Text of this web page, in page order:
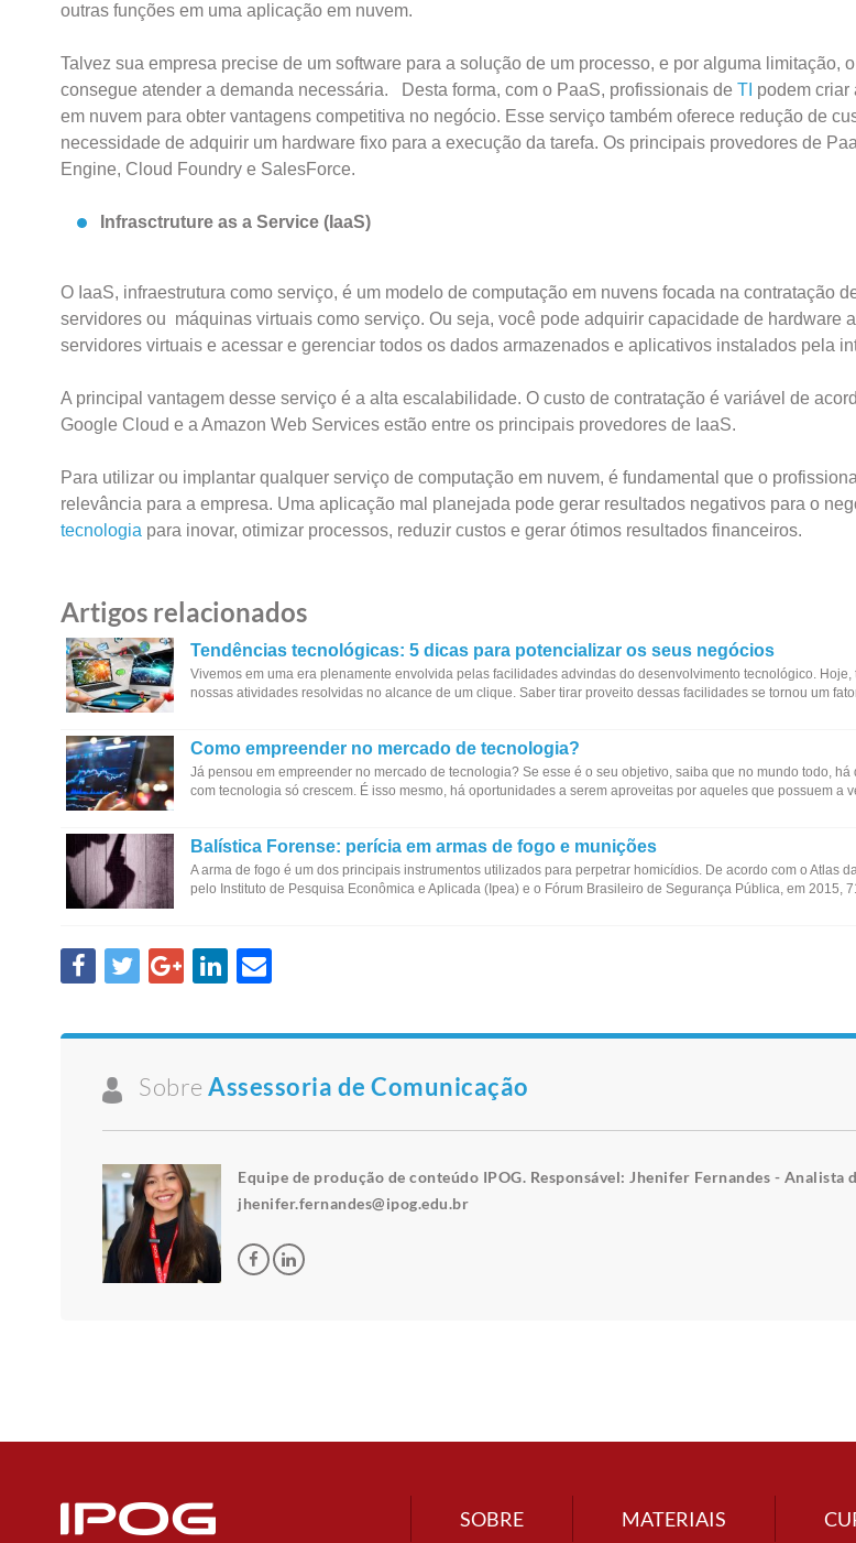
outras funções em uma aplicação em nuvem.
Talvez sua empresa precise de um software para a solução de um processo, e por alguma limitação,
consegue atender a demanda necessária. Desta forma, com o PaaS, profissionais de TI podem
em nuvem para obter vantagens competitiva no negócio. Esse serviço também oferece redução de
necessidade de adquirir um hardware fixo para a execução da tarefa. Os principais provedores de
Engine, Cloud Foundry e SalesForce.
Infrasctruture as a Service (IaaS)
O IaaS, infraestrutura como serviço, é um modelo de computação em nuvens focada na contratação
servidores ou máquinas virtuais como serviço. Ou seja, você pode adquirir capacidade de hardware
servidores virtuais e acessar e gerenciar todos os dados armazenados e aplicativos instalados pela
A principal vantagem desse serviço é a alta escalabilidade. O custo de contratação é variável de
Google Cloud e a Amazon Web Services estão entre os principais provedores de IaaS.
Para utilizar ou implantar qualquer serviço de computação em nuvem, é fundamental que o
relevância para a empresa. Uma aplicação mal planejada pode gerar resultados negativos para o
tecnologia para inovar, otimizar processos, reduzir custos e gerar ótimos resultados financeiros.
Artigos relacionados
Tendências tecnológicas: 5 dicas para potencializar os seus negócios
Vivemos em uma era plenamente envolvida pelas facilidades advindas do desenvolvimento tecnológico. Hoje,
nossas atividades resolvidas no alcance de um clique. Saber tirar proveito dessas facilidades se tornou um
Como empreender no mercado de tecnologia?
Já pensou em empreender no mercado de tecnologia? Se esse é o seu objetivo, saiba que no mundo todo,
com tecnologia só crescem. É isso mesmo, há oportunidades a serem aproveitas por aqueles que possuem a
Balística Forense: perícia em armas de fogo e munições
A arma de fogo é um dos principais instrumentos utilizados para perpetrar homicídios. De acordo com o Atlas
pelo Instituto de Pesquisa Econômica e Aplicada (Ipea) e o Fórum Brasileiro de Segurança Pública, em 2015,
Sobre Assessoria de Comunicação
Equipe de produção de conteúdo IPOG. Responsável: Jhenifer Fernandes - Analista
jhenifer.fernandes@ipog.edu.br
SOBRE MATERIAIS